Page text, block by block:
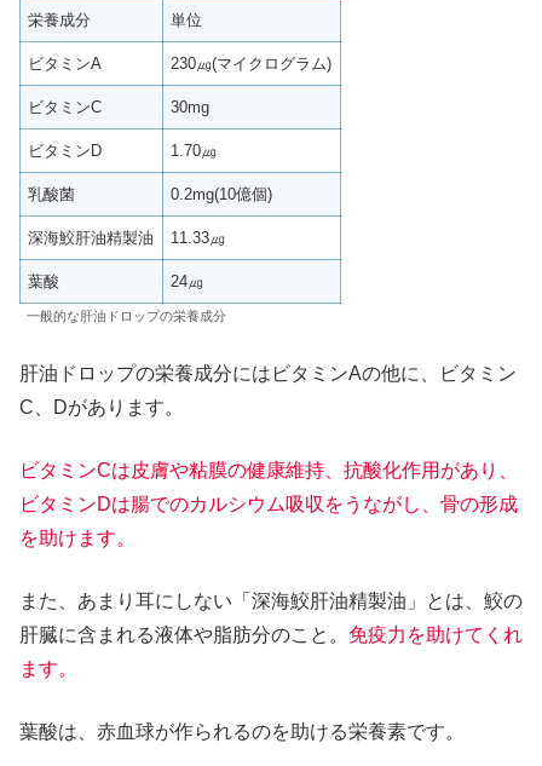
栄養成分 単位
ビタミンA 230㎍(マイクログラム)
ビタミンC 30mg
ビタミンD 1.70㎍
乳酸菌 0.2mg(10億個)
深海鮫肝油精製油 11.33㎍
葉酸 24㎍
一般的な肝油ドロップの栄養成分
肝油ドロップの栄養成分にはビタミンAの他に、ビタミン
C、Dがあります。
ビタミンCは皮膚や粘膜の健康維持、抗酸化作用があり、
ビタミンDは腸でのカルシウム吸収をうながし、骨の形成
を助けます。
また、あまり耳にしない「深海鮫肝油精製油」とは、鮫の
肝臓に含まれる液体や脂肪分のこと。 免疫力を助けてくれ
ます。
葉酸は、赤血球が作られるのを助ける栄養素です。